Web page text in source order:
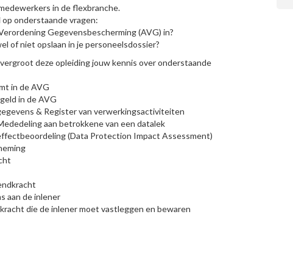
in de flexbranche.
onderstaande vragen:
Gegevensbescherming (AVG) in?
of niet opslaan in je personeelsdossier?
deze opleiding jouw kennis over onderstaande
in de AVG
in de AVG
& Register van verwerkingsactiviteiten
aan betrokkene van een datalek
(Data Protection Impact Assessment)
aan de inlener
die de inlener moet vastleggen en bewaren